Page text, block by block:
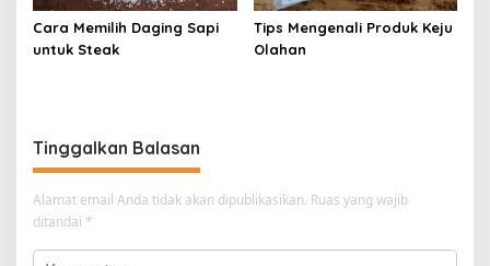
Cara Memilih Daging Sapi
untuk Steak
Tips Mengenali Produk Keju
Olahan
Tinggalkan Balasan
Alamat email Anda tidak akan dipublikasikan. Ruas yang wajib
ditandai *